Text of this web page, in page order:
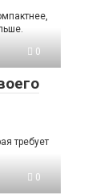
0
требует
0